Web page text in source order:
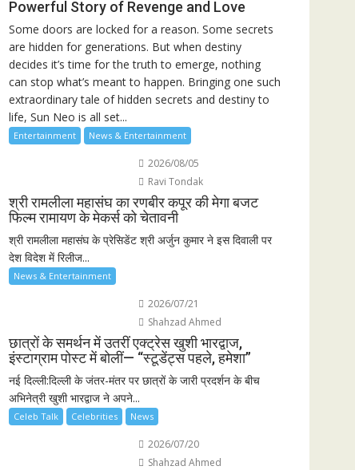
Powerful Story of Revenge and Love
Some doors are locked for a reason. Some secrets
are hidden for generations. But when destiny
decides it’s time for the truth to emerge, nothing
can stop what’s meant to happen. Bringing one such
extraordinary tale of hidden secrets and destiny to
life, Sun Neo is all set...
Entertainment News & Entertainment
2026/08/05
Ravi Tondak
श्री रामलीला महासंघ का रणबीर कपूर की मेगा बजट
फिल्म रामायण के मेकर्स को चेतावनी
श्री रामलीला महासंघ के प्रेसिडेंट श्री अर्जुन कुमार ने इस दिवाली पर
देश विदेश में रिलीज...
News & Entertainment
2026/07/21
Shahzad Ahmed
छात्रों के समर्थन में उतरीं एक्ट्रेस खुशी भारद्वाज,
इंस्टाग्राम पोस्ट में बोलीं— “स्टूडेंट्स पहले, हमेशा”
नई दिल्ली:दिल्ली के जंतर-मंतर पर छात्रों के जारी प्रदर्शन के बीच
अभिनेत्री खुशी भारद्वाज ने अपने...
Celeb Talk Celebrities News
2026/07/20
Shahzad Ahmed